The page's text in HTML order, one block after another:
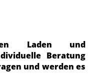
Laden und
Beratung
und werden es